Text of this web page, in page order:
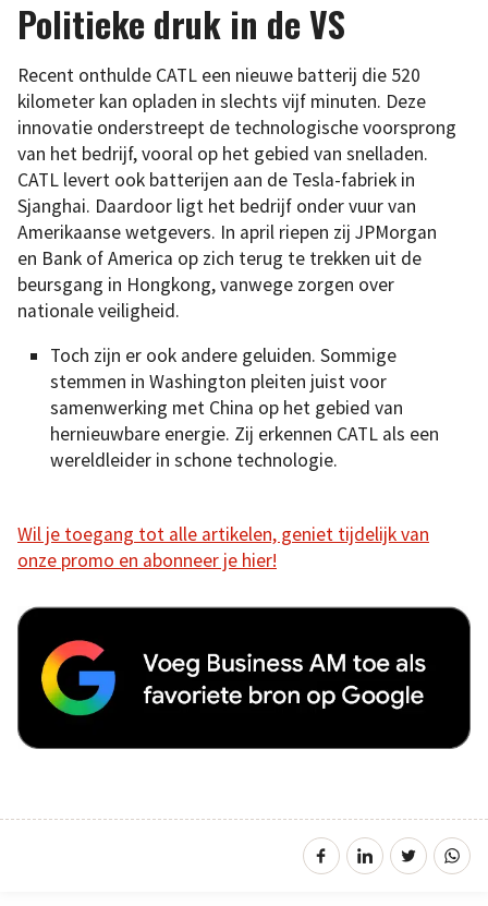
Politieke druk in de VS
Recent onthulde CATL een nieuwe batterij die 520
kilometer kan opladen in slechts vijf minuten. Deze
innovatie onderstreept de technologische voorsprong
van het bedrijf, vooral op het gebied van snelladen.
CATL levert ook batterijen aan de Tesla-fabriek in
Sjanghai. Daardoor ligt het bedrijf onder vuur van
Amerikaanse wetgevers. In april riepen zij JPMorgan
en Bank of America op zich terug te trekken uit de
beursgang in Hongkong, vanwege zorgen over
nationale veiligheid.
Toch zijn er ook andere geluiden. Sommige
stemmen in Washington pleiten juist voor
samenwerking met China op het gebied van
hernieuwbare energie. Zij erkennen CATL als een
wereldleider in schone technologie.
Wil je toegang tot alle artikelen, geniet tijdelijk van
onze promo en abonneer je hier!